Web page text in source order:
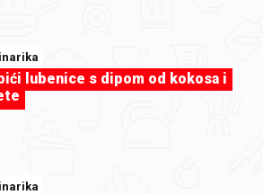
lubenice s dipom od kokosa i